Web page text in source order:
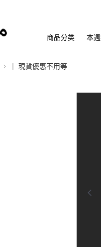
商品分类 本
｜ 現貨優惠不用等